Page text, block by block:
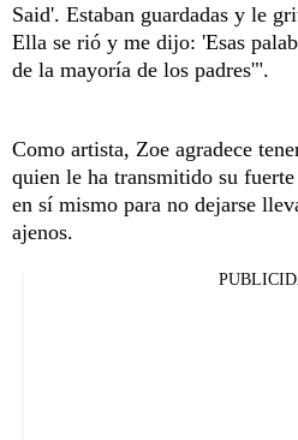
Said'. Estaban guardadas y le
Ella se rió y me dijo: 'Esas
de la mayoría de los padres'".
Como artista, Zoe agradece
quien le ha transmitido su
en sí mismo para no dejarse
ajenos.